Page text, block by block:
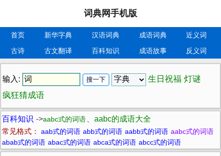
词典网手机版
首页 新华字典 汉语词典 成语词典
近义词
古诗
古文翻译 百科知识 成语故事 反义词
输入: 生日祝福 灯谜
疯狂猜成语
百科知识 ->aabc式的词语 、aabc的成语大全
常见格式： aab式的词语 abb式的词语 aabb式的词语 aabc式的词语
abab式的词语 abac式的词语 abca式的词语 abcc式的词语